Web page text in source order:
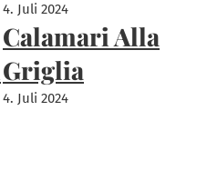
4. Juli 2024
Calamari Alla
Griglia
4. Juli 2024